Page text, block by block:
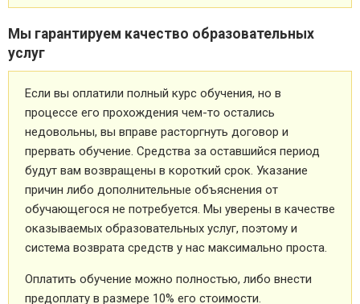
Мы гарантируем качество образовательных
услуг
Если вы оплатили полный курс обучения, но в
процессе его прохождения чем-то остались
недовольны, вы вправе расторгнуть договор и
прервать обучение. Средства за оставшийся период
будут вам возвращены в короткий срок. Указание
причин либо дополнительные объяснения от
обучающегося не потребуется. Мы уверены в качестве
оказываемых образовательных услуг, поэтому и
система возврата средств у нас максимально проста.
Оплатить обучение можно полностью, либо внести
предоплату в размере 10% его стоимости.